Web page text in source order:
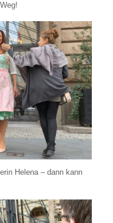
Helena – dann kann